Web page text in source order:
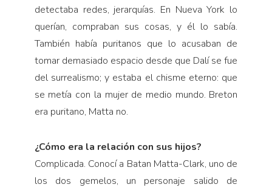
detectaba redes, jerarquías. En Nueva York lo
querían, compraban sus cosas, y él lo sabía.
También había puritanos que lo acusaban de
tomar demasiado espacio desde que Dalí se fue
del surrealismo; y estaba el chisme eterno: que
se metía con la mujer de medio mundo. Breton
era puritano, Matta no.
¿Cómo era la relación con sus hijos?
Complicada. Conocí a Batan Matta-Clark, uno de
los dos gemelos, un personaje salido de